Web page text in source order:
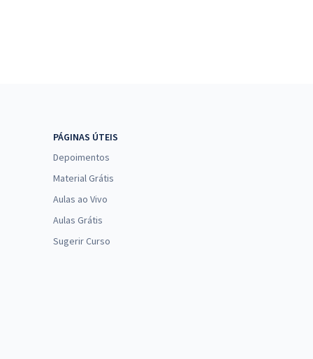
PÁGINAS ÚTEIS
Depoimentos
Material Grátis
Aulas ao Vivo
Aulas Grátis
Sugerir Curso